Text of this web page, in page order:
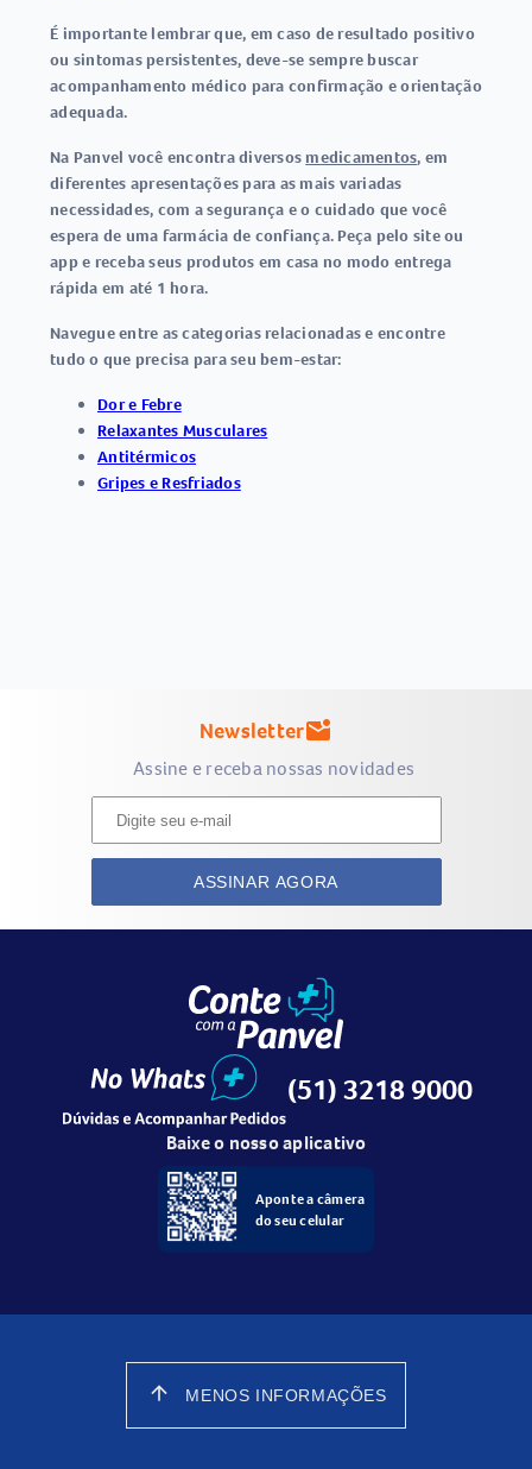
É importante lembrar que, em caso de resultado positivo
ou sintomas persistentes, deve-se sempre buscar
acompanhamento médico para confirmação e orientação
adequada.
Na Panvel você encontra diversos medicamentos, em
diferentes apresentações para as mais variadas
necessidades, com a segurança e o cuidado que você
espera de uma farmácia de confiança. Peça pelo site ou
app e receba seus produtos em casa no modo entrega
rápida em até 1 hora.
Navegue entre as categorias relacionadas e encontre
tudo o que precisa para seu bem-estar:
Dor e Febre
Relaxantes Musculares
Antitérmicos
Gripes e Resfriados
Newslettermark_email_unread
Assine e receba nossas novidades
ASSINAR AGORA
(51) 3218 9000
Baixe o nosso aplicativo
Aponte a câmera
do seu celular
arrow_upward MENOS INFORMAÇÕES